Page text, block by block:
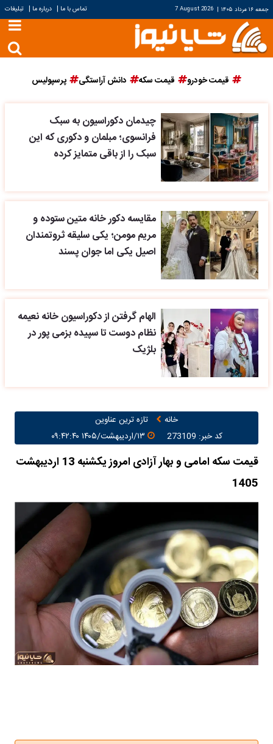
جمعه ۱۶ مرداد ۱۴۰۵ |
7 August 2026 تماس با ما | درباره ما | تبلیغات
قیمت خودرو قیمت سکه دانش آراستگی پرسپولیس
چیدمان دکوراسیون به سبک
فرانسوی؛ مبلمان و دکوری که این
سبک را از باقی متمایز کرده
مقایسه دکور خانه متین ستوده و
مریم مومن؛ یکی سلیقه ثروتمندان
اصیل یکی اما جوان پسند
الهام گرفتن از دکوراسیون خانه نعیمه
نظام دوست تا سپیده بزمی پور در
بلژیک
خانه
تازه ترین عناوین
کد خبر: 273109
قیمت سکه امامی و بهار آزادی امروز یکشنبه 13 اردیبهشت
1405